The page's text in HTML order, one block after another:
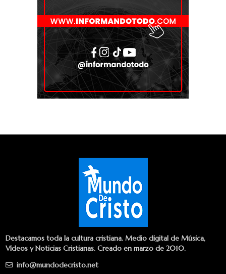
Destacamos toda la cultura cristiana. Medio digital de Música,
Vídeos y Noticias Cristianas. Creado en marzo de 2010.
info@mundodecristo.net